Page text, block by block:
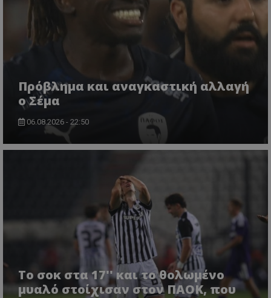
Πρόβλημα και αναγκαστική αλλαγή
ο Σέμα
06.08.2026 - 22:50
Το σοκ στα 17'' και το θολωμένο
μυαλό στοίχισαν στον ΠΑΟΚ, που